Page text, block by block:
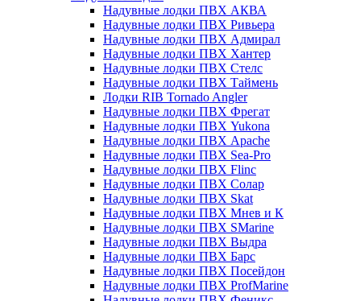
Надувные лодки ПВХ АКВА
Надувные лодки ПВХ Ривьера
Надувные лодки ПВХ Адмирал
Надувные лодки ПВХ Хантер
Надувные лодки ПВХ Стелс
Надувные лодки ПВХ Таймень
Лодки RIB Tornado Angler
Надувные лодки ПВХ Фрегат
Надувные лодки ПВХ Yukona
Надувные лодки ПВХ Apache
Надувные лодки ПВХ Sea-Pro
Надувные лодки ПВХ Flinc
Надувные лодки ПВХ Солар
Надувные лодки ПВХ Skat
Надувные лодки ПВХ Мнев и К
Надувные лодки ПВХ SMarine
Надувные лодки ПВХ Выдра
Надувные лодки ПВХ Барс
Надувные лодки ПВХ Посейдон
Надувные лодки ПВХ ProfMarine